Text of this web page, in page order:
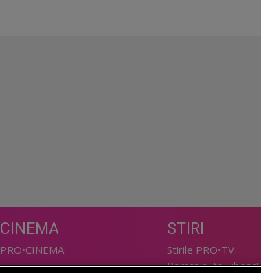
CINEMA
PRO•CINEMA
STIRI
Stirile PRO•TV
Romania, te iubesc!